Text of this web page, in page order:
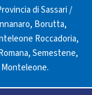
di Sassari/
, Borutta,
Roccadoria,
,Semestene,
Monteleone.